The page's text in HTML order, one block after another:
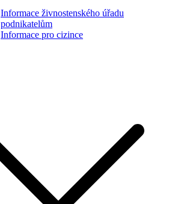
Informace živnostenského úřadu
podnikatelům
Informace pro cizince